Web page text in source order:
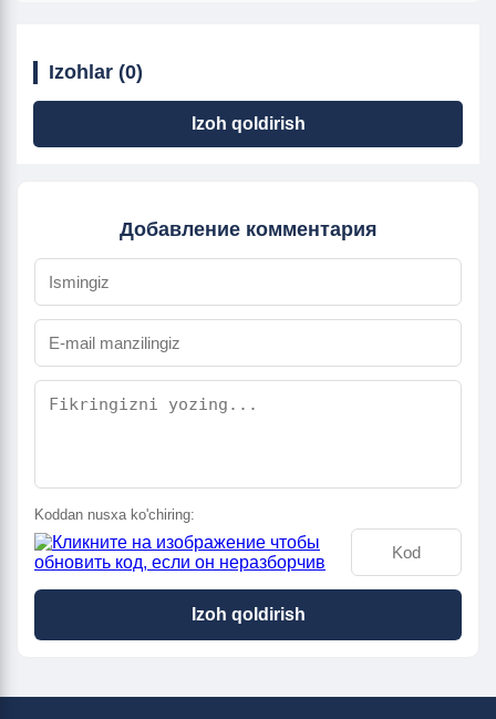
Izohlar (0)
Izoh qoldirish
Добавление комментария
Koddan nusxa ko'chiring:
Izoh qoldirish